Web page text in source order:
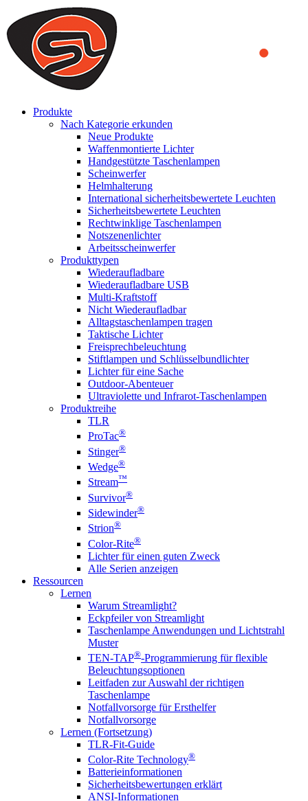
We use cookies to ensure that we provide you the best experience
on our website. By continuing to browse this website, you accept
that cookies are used to help us analyze how the website is used and
to offer you a better experience. To learn more or to find out how
you can disable cookies, you can access our
Produkte
Nach Kategorie erkunden
Neue Produkte
Waffenmontierte Lichter
Handgestützte Taschenlampen
Scheinwerfer
Helmhalterung
International sicherheitsbewertete Leuchten
Sicherheitsbewertete Leuchten
Rechtwinklige Taschenlampen
Notszenenlichter
Arbeitsscheinwerfer
Produkttypen
Wiederaufladbare
Wiederaufladbare USB
Multi-Kraftstoff
Nicht Wiederaufladbar
Alltagstaschenlampen tragen
Taktische Lichter
Freisprechbeleuchtung
Stiftlampen und Schlüsselbundlichter
Lichter für eine Sache
Outdoor-Abenteuer
Ultraviolette und Infrarot-Taschenlampen
Produktreihe
TLR
ProTac®
Stinger®
Wedge®
Stream™
Survivor®
Sidewinder®
Strion®
Color-Rite®
Lichter für einen guten Zweck
Alle Serien anzeigen
Ressourcen
Lernen
Warum Streamlight?
Eckpfeiler von Streamlight
Taschenlampe Anwendungen und Lichtstrahl
Muster
TEN-TAP®-Programmierung für flexible
Beleuchtungsoptionen
Leitfaden zur Auswahl der richtigen
Taschenlampe
Notfallvorsorge für Ersthelfer
Notfallvorsorge
Lernen (Fortsetzung)
TLR-Fit-Guide
Color-Rite Technology®
Batterieinformationen
Sicherheitsbewertungen erklärt
ANSI-Informationen